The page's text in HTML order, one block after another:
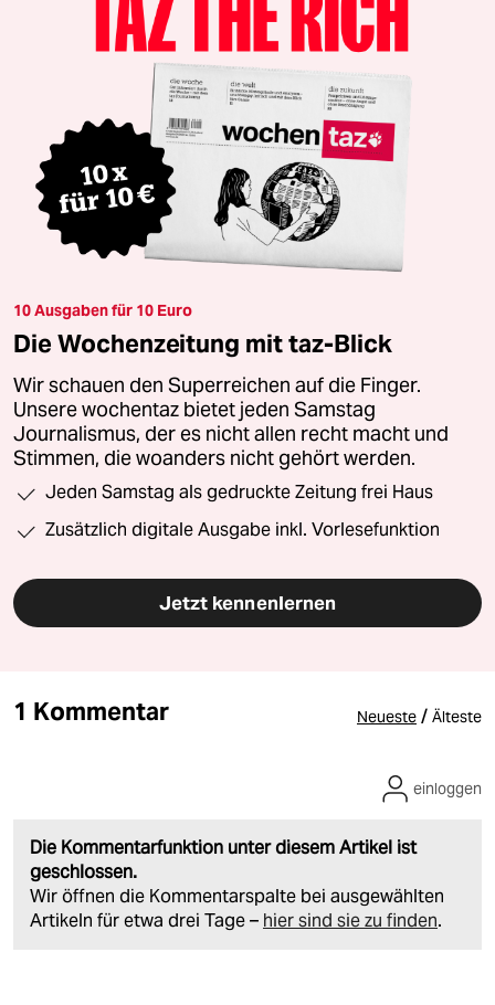
10 Ausgaben für 10 Euro
Die Wochenzeitung mit taz-Blick
Wir schauen den Superreichen auf die Finger.
Unsere wochentaz bietet jeden Samstag
Journalismus, der es nicht allen recht macht und
Stimmen, die woanders nicht gehört werden.
Jeden Samstag als gedruckte Zeitung frei Haus
Zusätzlich digitale Ausgabe inkl. Vorlesefunktion
Jetzt kennenlernen
1 Kommentar Neueste / Älteste
Die Kommentarfunktion unter diesem Artikel ist
geschlossen.
Wir öffnen die Kommentarspalte bei ausgewählten
Artikeln für etwa drei Tage – hier sind sie zu finden.
einloggen